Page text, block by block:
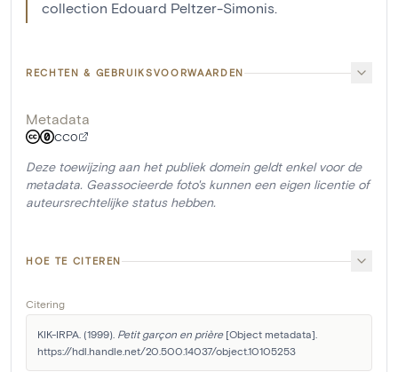
collection Edouard Peltzer-Simonis.
RECHTEN & GEBRUIKSVOORWAARDEN
Metadata
CC0
Deze toewijzing aan het publiek domein geldt enkel voor de
metadata. Geassocieerde foto's kunnen een eigen licentie of
auteursrechtelijke status hebben.
HOE TE CITEREN
Citering
KIK-IRPA. (1999). Petit garçon en prière [Object metadata].
https://hdl.handle.net/20.500.14037/object.10105253